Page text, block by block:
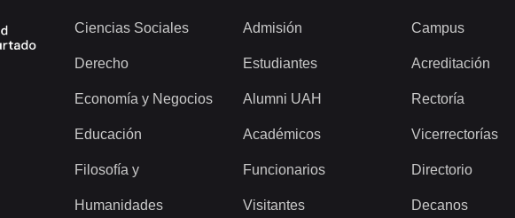
Ciencias Sociales
Derecho
Economía y Negocios
Educación
Filosofía y
Humanidades
Admisión
Estudiantes
Alumni UAH
Académicos
Funcionarios
Visitantes
Campus
Acreditación
Rectoría
Vicerrectorías
Directorio
Decanos